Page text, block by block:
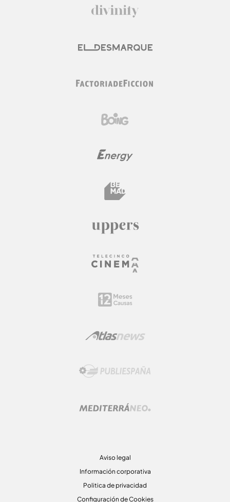
Aviso legal
Información corporativa
Politica de privacidad
Configuración de Cookies